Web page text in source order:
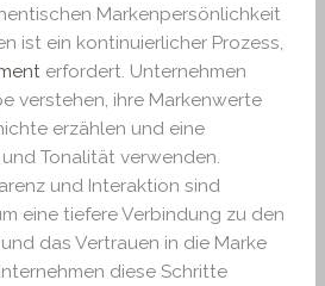
Markenpersönlichkeit
ist ein kontinuierlicher Prozess,
erfordert. Unternehmen
verstehen, ihre Markenwerte
erzählen und eine
Tonalität verwenden.
und Interaktion sind
eine tiefere Verbindung zu den
das Vertrauen in die Marke
diese Schritte